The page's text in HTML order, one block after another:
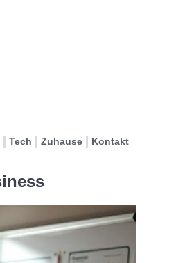
Tech Zuhause Kontakt